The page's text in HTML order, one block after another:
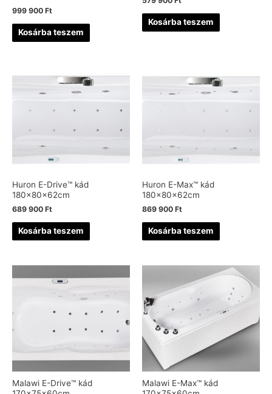
999 900 Ft
Kosárba teszem
Kosárba teszem
Huron E-Drive™ kád
180x80x62cm
689 900 Ft
Kosárba teszem
Huron E-Max™ kád
180x80x62cm
869 900 Ft
Kosárba teszem
Malawi E-Drive™ kád
Malawi E-Max™ kád